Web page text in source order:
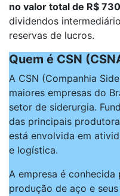
no valor total de R$
dividendos
reservas de lucros.
Quem é CSN
A CSN (Companhia
maiores empresas do
setor de siderurgia.
das principais
está envolvida em
e logística.
A empresa é
produção de aço e